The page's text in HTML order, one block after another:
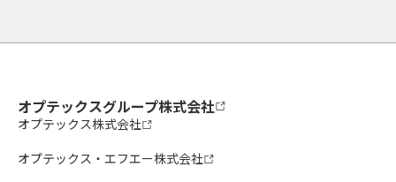
オプテックスグループ株式会社
オプテックス株式会社
オプテックス・エフエー株式会社